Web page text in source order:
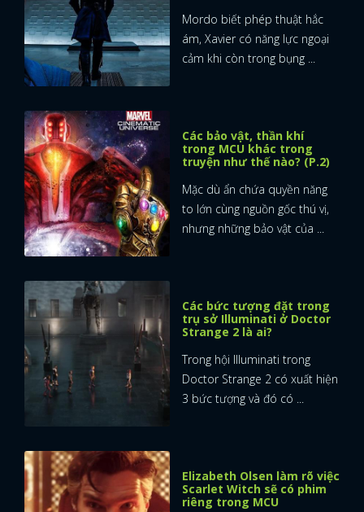
Mordo biết phép thuật hắc
ám, Xavier có năng lực ngoại
cảm khi còn trong bụng ...
Các bảo vật, thần khí
trong MCU khác trong
truyện như thế nào? (P.2)
Mặc dù ẩn chứa quyền năng
to lớn cùng nguồn gốc thú vị,
nhưng những bảo vật của ...
Các bức tượng đặt trong
trụ sở Illuminati ở Doctor
Strange 2 là ai?
Trong hội Illuminati trong
Doctor Strange 2 có xuất hiện
3 bức tượng và đó có ...
Elizabeth Olsen làm rõ việc
Scarlet Witch sẽ có phim
riêng trong MCU